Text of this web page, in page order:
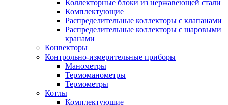
Коллекторные блоки из нержавеющей стали
Комплектующие
Распределительные коллекторы с клапанами
Распределительные коллекторы с шаровыми
кранами
Конвекторы
Контрольно-измерительные приборы
Манометры
Термоманометры
Термометры
Котлы
Комплектующие